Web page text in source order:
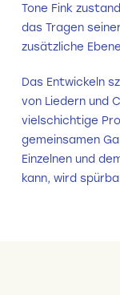
Tone Fink
das Tragen
zusätzliche
Das Entwickeln
von Liedern und
vielschichtige
gemeinsamen
Einzelnen und
kann, wird